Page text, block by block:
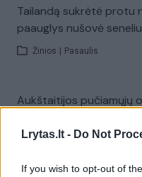
Lrytas.lt - Do Not
If you wish to opt-out of
Tailandą sukrėtė protu
paauglys nušovė
Žinios Pasaulis
Aukštaitijos pučiamųjų
Žinios | Lietuvos diena